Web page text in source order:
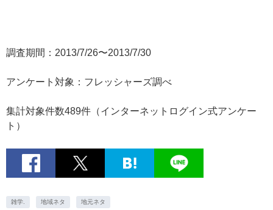
調査期間：2013/7/26〜2013/7/30
アンケート対象：フレッシャーズ調べ
集計対象件数489件（インターネットログイン式アンケー
ト）
雑学. 地域ネタ 地元ネタ